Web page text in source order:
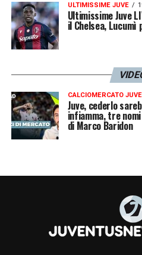
ULTIMISSIME JUVE
Ultimissime Juve
il Chelsea, Lucumì
CALCIOMERCATO JUVE
Juve, cederlo
infiamma, tre nomi
di Marco Baridon